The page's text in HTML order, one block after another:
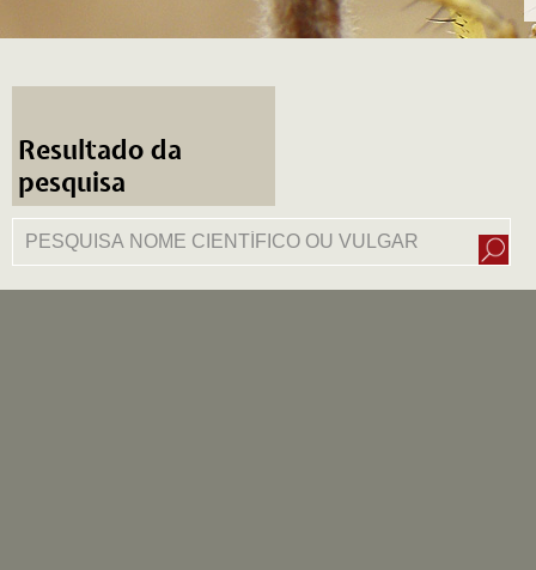
Resultado da
pesquisa